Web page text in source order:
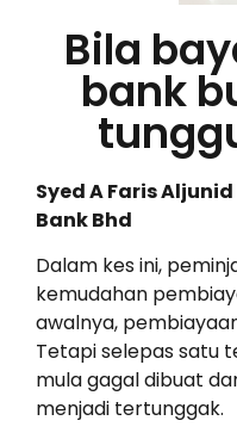
Bila
bank
Syed A Faris
Bank Bhd
Dalam kes ini,
kemudahan
awalnya,
Tetapi selepas satu
mula gagal dibuat
menjadi tertunggak.